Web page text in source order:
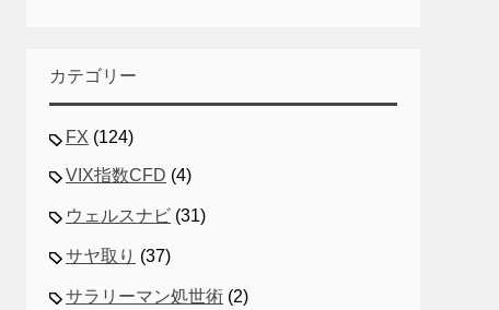
カテゴリー
FX (124)
VIX指数CFD (4)
ウェルスナビ (31)
サヤ取り (37)
サラリーマン処世術 (2)